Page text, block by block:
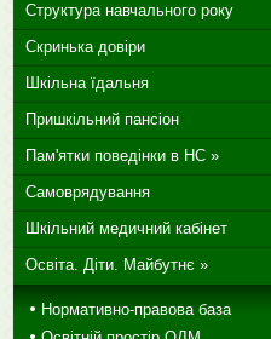
Структура навчального року
Скринька довіри
Шкільна їдальня
Пришкільний пансіон
Пам'ятки поведінки в НС »
Самоврядування
Шкільний медичний кабінет
Освіта. Діти. Майбутнє »
Нормативно-правова база